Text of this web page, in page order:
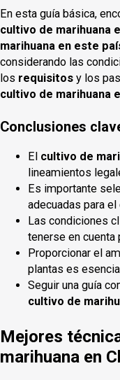
En esta guía básica,
cultivo de marihuana
marihuana en este
considerando las
los requisitos y los
cultivo de marihuana
Conclusiones
El cultivo de
lineamientos
Es importante
adecuadas para
Las condiciones
tenerse en cuenta
Proporcionar el
plantas es
Seguir una guía
cultivo de
Mejores
marihuana en